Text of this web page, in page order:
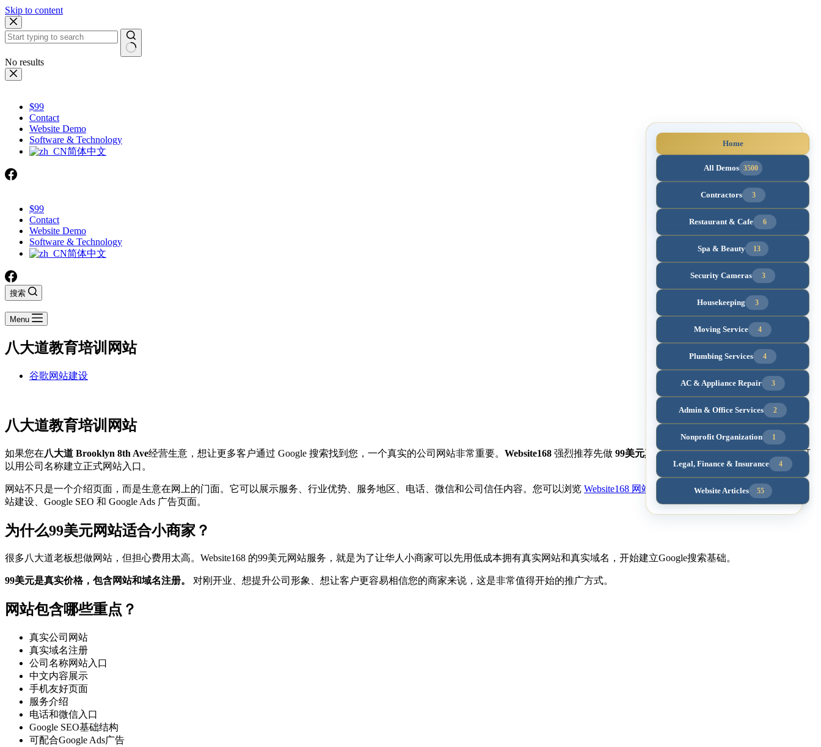
Home
All Demos 3500
Contractors 3
Restaurant & Cafe 6
Spa & Beauty 13
Security Cameras 3
Housekeeping 3
Moving Service 4
Plumbing Services 4
AC & Appliance Repair 3
Admin & Office Services 2
Nonprofit Organization 1
Legal, Finance & Insurance 4
Website Articles 55
Skip to content
No results
$99
Contact
Website Demo
Software & Technology
简体中文
$99
Contact
Website Demo
Software & Technology
简体中文
搜索
Menu
八大道教育培训网站
谷歌网站建设
八大道教育培训网站
如果您在八大道 Brooklyn 8th Ave经营生意，想让更多客户通过 Google 搜索找到您，一个真实的公司网站非常重要。 Website168 强烈推荐先做 99美元真实公司网站，包含真实域名注册，可
以用公司名称建立正式网站入口。
网站不只是一个介绍页面，而是生意在网上的门面。它可以展示服务、行业优势、服务地区、电话、微信和公司信任内容。您可以浏览 Website168 网站设计服务
，了解99美元网站、中文网
站建设、Google SEO 和 Google Ads 广告页面。
为什么99美元网站适合小商家？
很多八大道老板想做网站，但担心费用太高。Website168 的99美元网站服务，就是为了让华人小商家可以先用低成本拥有真实网站和真实域名，开始建立Google搜索基础。
99美元是真实价格，包含网站和域名注册。 对刚开业、想提升公司形象、想让客户更容易相信您的商家来说，这是非常值得开始的推广方式。
网站包含哪些重点？
真实公司网站
真实域名注册
公司名称网站入口
中文内容展示
手机友好页面
服务介绍
电话和微信入口
Google SEO基础结构
可配合Google Ads广告